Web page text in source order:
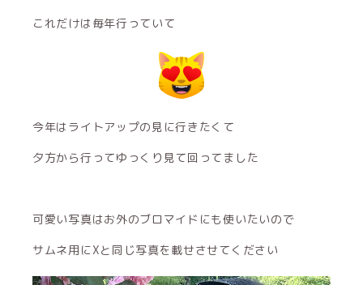
これだけは毎年行っていて
今年はライトアップの見に行きたくて
夕方から行ってゆっくり見て回ってました
可愛い写真はお外のブロマイドにも使いたいので
サムネ用にXと同じ写真を載せさせてください